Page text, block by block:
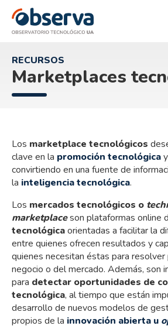
RECURSOS
Marketplaces
Los marketplace tecnológicos
clave en la promoción tecnológica
convirtiendo en una fuente de
la inteligencia tecnológica.
Los mercados tecnológicos o
marketplaceson plataformas online
tecnológicaorientadas a facilitar la
entre quienes ofrecen resultados y
quienes necesitan éstas para
negocio o del mercado. Además, son
para detectar oportunidades de
tecnológica, al tiempo que están
desarrollo de nuevos modelos de
propios de la innovación abierta u